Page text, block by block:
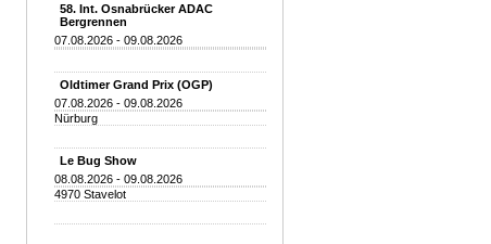
58. Int. Osnabrücker ADAC
Bergrennen
07.08.2026 - 09.08.2026
Oldtimer Grand Prix (OGP)
07.08.2026 - 09.08.2026
Nürburg
Le Bug Show
08.08.2026 - 09.08.2026
4970 Stavelot